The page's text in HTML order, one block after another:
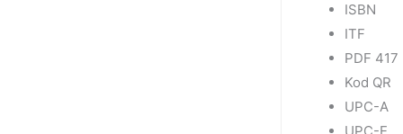
ISBN
ITF
PDF 417
Kod QR
UPC-A